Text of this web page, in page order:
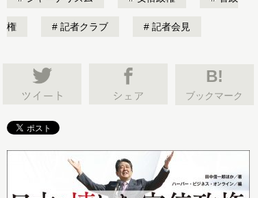
権 記者クラブ 記者会見
B!
ブックマーク